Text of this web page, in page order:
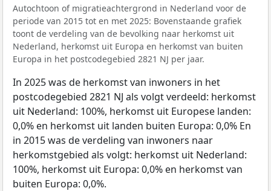
Autochtoon of migratieachtergrond in Nederland voor de
periode van 2015 tot en met 2025: Bovenstaande grafiek
toont de verdeling van de bevolking naar herkomst uit
Nederland, herkomst uit Europa en herkomst van buiten
Europa in het postcodegebied 2821 NJ per jaar.
In 2025 was de herkomst van inwoners in het
postcodegebied 2821 NJ als volgt verdeeld: herkomst
uit Nederland: 100%, herkomst uit Europese landen:
0,0% en herkomst uit landen buiten Europa: 0,0% En
in 2015 was de verdeling van inwoners naar
herkomstgebied als volgt: herkomst uit Nederland:
100%, herkomst uit Europa: 0,0% en herkomst van
buiten Europa: 0,0%.